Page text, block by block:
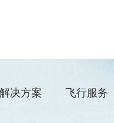
解决方案 飞行服务